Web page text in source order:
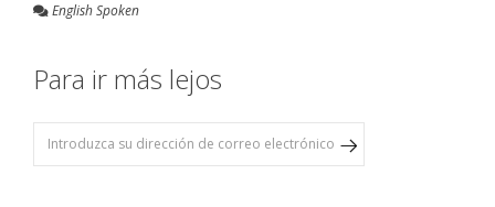
English Spoken
Para ir más lejos